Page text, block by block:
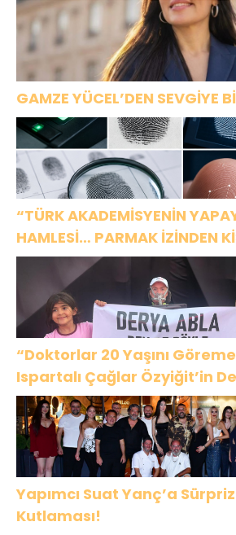
GAMZE YÜCEL’DEN SEVGİYE
“TÜRK AKADEMİSYENİN
HAMLESİ… PARMAK İZİNDEN
ANALİZ”
“Doktorlar 20 Yaşını
Ispartalı Çağlar Özyiğit’in
Buluşması Duygulandırdı
Yapımcı Suat Yanç’a
Kutlaması!